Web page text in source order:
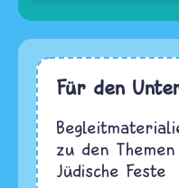
Für den
zu den
Jüdische Feste